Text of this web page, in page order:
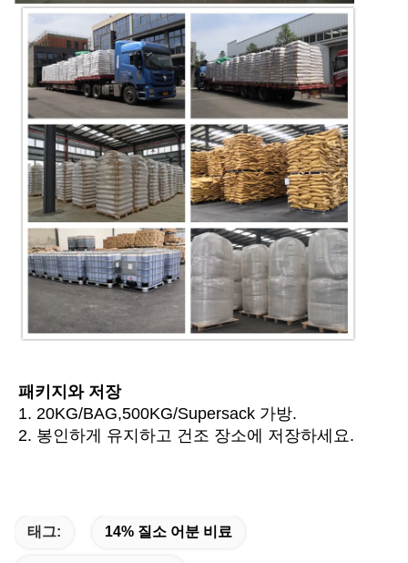
패키지와 저장
1. 20KG/BAG,500KG/Supersack 가방.
2. 봉인하게 유지하고 건조 장소에 저장하세요.
태그: 14% 질소 어분 비료